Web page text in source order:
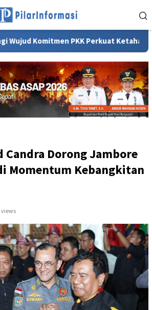
PKK Perkuat Ketahanan Keluarga
Candra Dorong Jambore
Momentum Kebangkitan
views